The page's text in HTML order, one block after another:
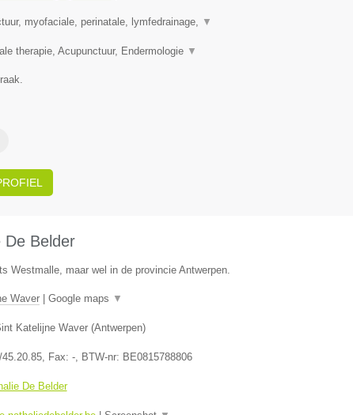
myofaciale, perinatale, lymfedrainage, ▼
therapie, Acupunctuur, Endermologie ▼
De Belder
Westmalle, maar wel in de provincie Antwerpen.
Waver| Google maps ▼
Katelijne Waver(Antwerpen)
, Fax: -, BTW-nr: BE0815788806
De Belder